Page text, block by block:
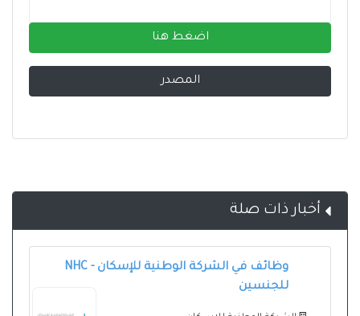
اضغط هنا
المصدر
أخبار ذات صلة
وظائف في الشركة الوطنية للإسكان - NHC
للجنسين